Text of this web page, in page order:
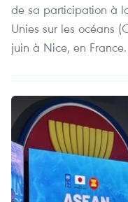
de sa participation à
Unies sur les océans
juin à Nice, en France.